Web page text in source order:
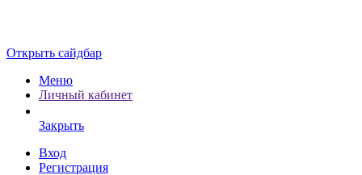
Открыть сайдбар
Меню
Личный кабинет
Закрыть
Вход
Регистрация